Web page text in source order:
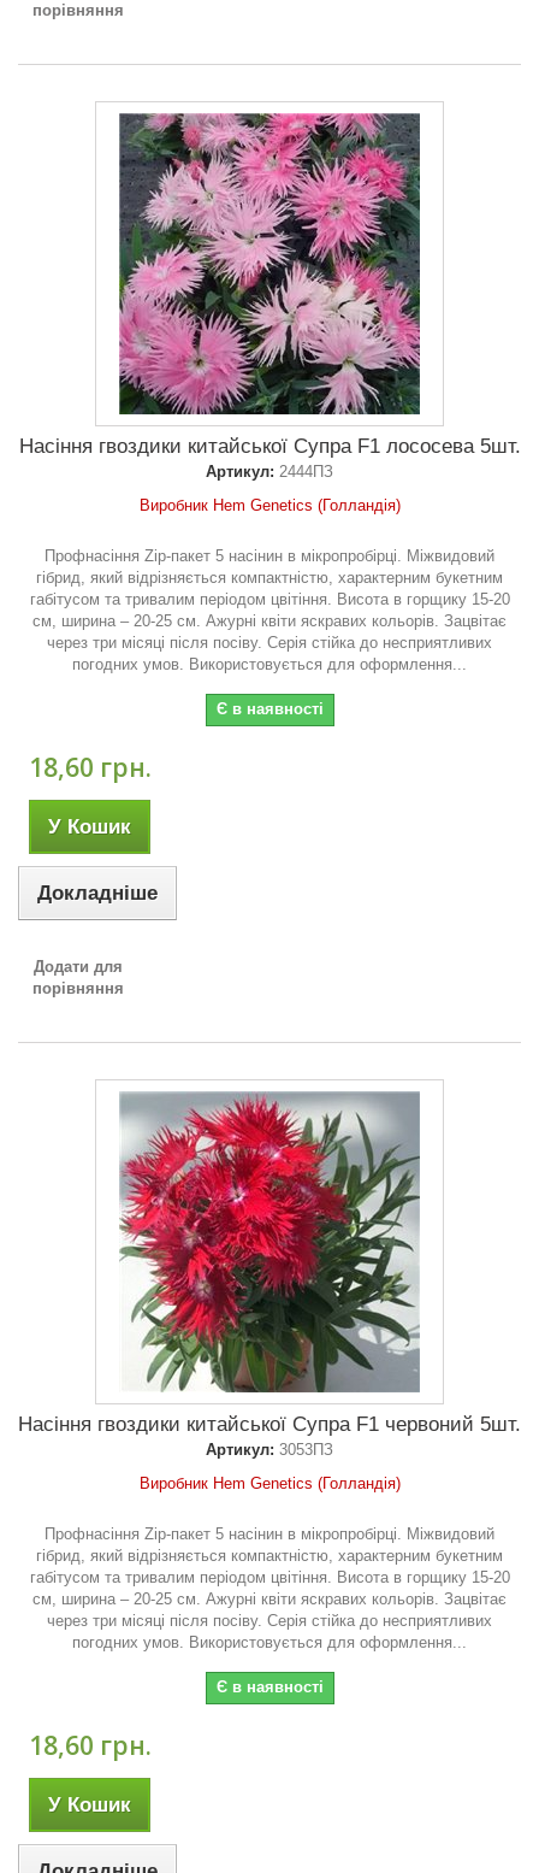
порівняння
Насіння гвоздики китайської Супра F1 лососева 5шт.
Артикул: 2444ПЗ
Виробник Hem Genetics (Голландія)
Профнасіння Zip-пакет 5 насінин в мікропробірці. Міжвидовий
гібрид, який відрізняється компактністю, характерним букетним
габітусом та тривалим періодом цвітіння. Висота в горщику 15-20
см, ширина – 20-25 см. Ажурні квіти яскравих кольорів. Зацвітає
через три місяці після посіву. Серія стійка до несприятливих
погодних умов. Використовується для оформлення...
Є в наявності
18,60 грн.
У Кошик
Докладніше
Додати для
порівняння
Насіння гвоздики китайської Супра F1 червоний 5шт.
Артикул: 3053ПЗ
Виробник Hem Genetics (Голландія)
Профнасіння Zip-пакет 5 насінин в мікропробірці. Міжвидовий
гібрид, який відрізняється компактністю, характерним букетним
габітусом та тривалим періодом цвітіння. Висота в горщику 15-20
см, ширина – 20-25 см. Ажурні квіти яскравих кольорів. Зацвітає
через три місяці після посіву. Серія стійка до несприятливих
погодних умов. Використовується для оформлення...
Є в наявності
18,60 грн.
У Кошик